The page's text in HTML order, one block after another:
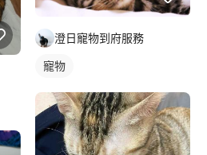
澄日寵物到府服務
寵物